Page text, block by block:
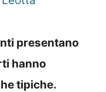
presentano
hanno
tipiche.